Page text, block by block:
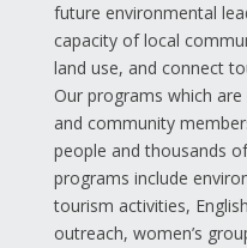
future environmental
capacity of local
land use, and connect
Our programs which
and community
people and thousands
programs include
tourism activities,
outreach, women’s